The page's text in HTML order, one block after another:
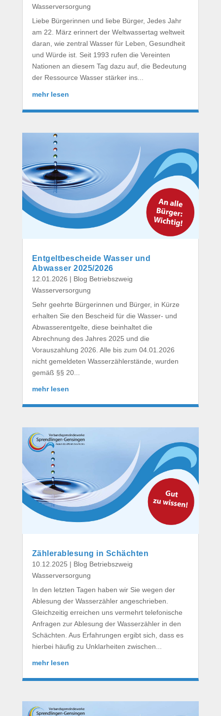
Wasserversorgung
Liebe Bürgerinnen und liebe Bürger, Jedes Jahr
am 22. März erinnert der Weltwassertag weltweit
daran, wie zentral Wasser für Leben, Gesundheit
und Würde ist. Seit 1993 rufen die Vereinten
Nationen an diesem Tag dazu auf, die Bedeutung
der Ressource Wasser stärker ins...
mehr lesen
Entgeltbescheide Wasser und
Abwasser 2025/2026
12.01.2026 | Blog Betriebszweig
Wasserversorgung
Sehr geehrte Bürgerinnen und Bürger, in Kürze
erhalten Sie den Bescheid für die Wasser- und
Abwasserentgelte, diese beinhaltet die
Abrechnung des Jahres 2025 und die
Vorauszahlung 2026. Alle bis zum 04.01.2026
nicht gemeldeten Wasserzählerstände, wurden
gemäß §§ 20...
mehr lesen
Zählerablesung in Schächten
10.12.2025 | Blog Betriebszweig
Wasserversorgung
In den letzten Tagen haben wir Sie wegen der
Ablesung der Wasserzähler angeschrieben.
Gleichzeitig erreichen uns vermehrt telefonische
Anfragen zur Ablesung der Wasserzähler in den
Schächten. Aus Erfahrungen ergibt sich, dass es
hierbei häufig zu Unklarheiten zwischen...
mehr lesen